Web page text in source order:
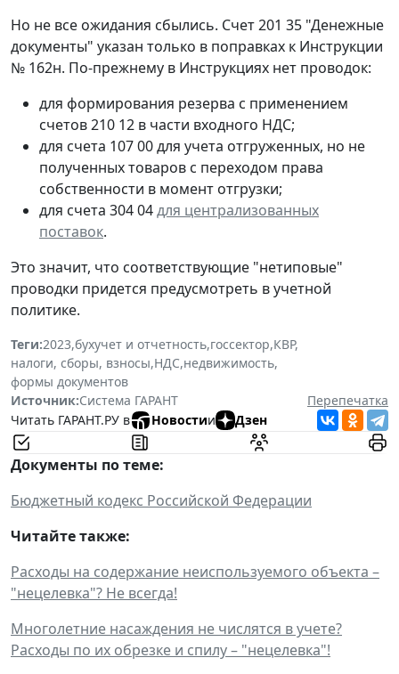
Но не все ожидания сбылись. Счет 201 35 "Денежные
документы" указан только в поправках к Инструкции
№ 162н. По-прежнему в Инструкциях нет проводок:
для формирования резерва с применением
счетов 210 12 в части входного НДС;
для счета 107 00 для учета отгруженных, но не
полученных товаров с переходом права
собственности в момент отгрузки;
для счета 304 04для централизованных
поставок.
Это значит, что соответствующие "нетиповые"
проводки придется предусмотреть в учетной
политике.
Теги:2023,бухучет и отчетность,госсектор,КВР,
налоги, сборы, взносы,НДС,недвижимость,
формы документов
Источник:Система ГАРАНТ
Перепечатка
Читать ГАРАНТ.РУ в
Новостии Дзен
Документы по теме:
Бюджетный кодекс Российской Федерации
Читайте также:
Расходы на содержание неиспользуемого объекта –
"нецелевка"? Не всегда!
Многолетние насаждения не числятся в учете?
Расходы по их обрезке и спилу – "нецелевка"!